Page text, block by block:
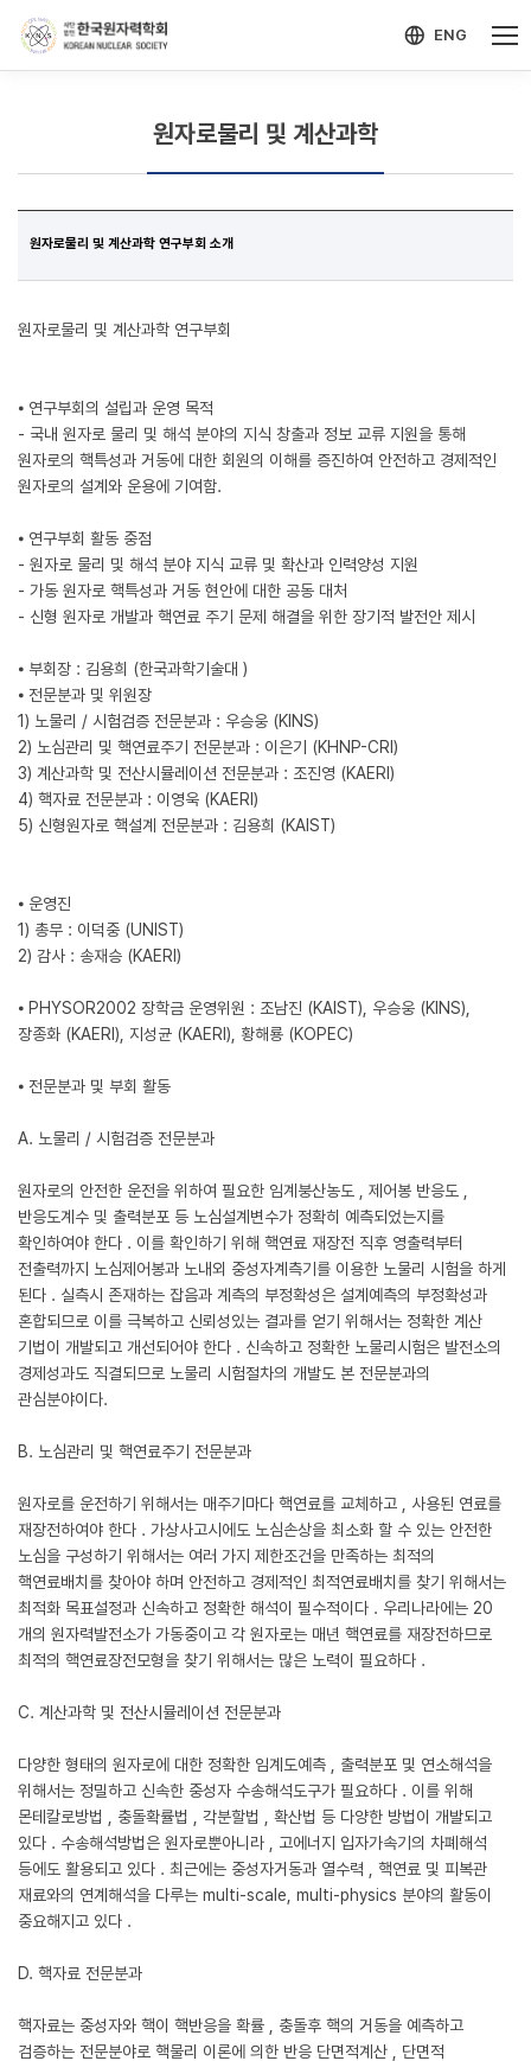
ENG
원자로물리 및 계산과학
원자로물리 및 계산과학 연구부회 소개
원자로물리 및 계산과학 연구부회
⦁ 연구부회의 설립과 운영 목적
- 국내 원자로 물리 및 해석 분야의 지식 창출과 정보 교류 지원을 통해
원자로의 핵특성과 거동에 대한 회원의 이해를 증진하여 안전하고 경제적인
원자로의 설계와 운용에 기여함.
⦁ 연구부회 활동 중점
- 원자로 물리 및 해석 분야 지식 교류 및 확산과 인력양성 지원
- 가동 원자로 핵특성과 거동 현안에 대한 공동 대처
- 신형 원자로 개발과 핵연료 주기 문제 해결을 위한 장기적 발전안 제시
⦁ 부회장 : 김용희 (한국과학기술대 )
⦁ 전문분과 및 위원장
1) 노물리 / 시험검증 전문분과 : 우승웅 (KINS)
2) 노심관리 및 핵연료주기 전문분과 : 이은기 (KHNP-CRI)
3) 계산과학 및 전산시뮬레이션 전문분과 : 조진영 (KAERI)
4) 핵자료 전문분과 : 이영욱 (KAERI)
5) 신형원자로 핵설계 전문분과 : 김용희 (KAIST)
⦁ 운영진
1) 총무 : 이덕중 (UNIST)
2) 감사 : 송재승 (KAERI)
⦁ PHYSOR2002 장학금 운영위원 : 조남진 (KAIST), 우승웅 (KINS),
장종화 (KAERI), 지성균 (KAERI), 황해룡 (KOPEC)
⦁ 전문분과 및 부회 활동
A. 노물리 / 시험검증 전문분과
원자로의 안전한 운전을 위하여 필요한 임계붕산농도 , 제어봉 반응도 ,
반응도계수 및 출력분포 등 노심설계변수가 정확히 예측되었는지를
확인하여야 한다 . 이를 확인하기 위해 핵연료 재장전 직후 영출력부터
전출력까지 노심제어봉과 노내외 중성자계측기를 이용한 노물리 시험을 하게
된다 . 실측시 존재하는 잡음과 계측의 부정확성은 설계예측의 부정확성과
혼합되므로 이를 극복하고 신뢰성있는 결과를 얻기 위해서는 정확한 계산
기법이 개발되고 개선되어야 한다 . 신속하고 정확한 노물리시험은 발전소의
경제성과도 직결되므로 노물리 시험절차의 개발도 본 전문분과의
관심분야이다.
B. 노심관리 및 핵연료주기 전문분과
원자로를 운전하기 위해서는 매주기마다 핵연료를 교체하고 , 사용된 연료를
재장전하여야 한다 . 가상사고시에도 노심손상을 최소화 할 수 있는 안전한
노심을 구성하기 위해서는 여러 가지 제한조건을 만족하는 최적의
핵연료배치를 찾아야 하며 안전하고 경제적인 최적연료배치를 찾기 위해서는
최적화 목표설정과 신속하고 정확한 해석이 필수적이다 . 우리나라에는 20
개의 원자력발전소가 가동중이고 각 원자로는 매년 핵연료를 재장전하므로
최적의 핵연료장전모형을 찾기 위해서는 많은 노력이 필요하다 .
C. 계산과학 및 전산시뮬레이션 전문분과
다양한 형태의 원자로에 대한 정확한 임계도예측 , 출력분포 및 연소해석을
위해서는 정밀하고 신속한 중성자 수송해석도구가 필요하다 . 이를 위해
몬테칼로방법 , 충돌확률법 , 각분할법 , 확산법 등 다양한 방법이 개발되고
있다 . 수송해석방법은 원자로뿐아니라 , 고에너지 입자가속기의 차폐해석
등에도 활용되고 있다 . 최근에는 중성자거동과 열수력 , 핵연료 및 피복관
재료와의 연계해석을 다루는 multi-scale, multi-physics 분야의 활동이
중요해지고 있다 .
D. 핵자료 전문분과
핵자료는 중성자와 핵이 핵반응을 확률 , 충돌후 핵의 거동을 예측하고
검증하는 전문분야로 핵물리 이론에 의한 반응 단면적계산 , 단면적